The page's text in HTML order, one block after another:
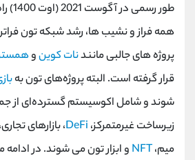
طور
همه فراز و نشیب ها، رشد شبکه تون فراتر
پروژه های جالبی مانندنات کوینو
قرار گرفته است. البته پروژه‌های تون به
شوند و شامل اکوسیستم گسترده‌ای از
زیرساخت غیرمتمرکز، DeFi، بازارهای تجاری،
میم،NFT و ابزار تون می ‌شوند. در